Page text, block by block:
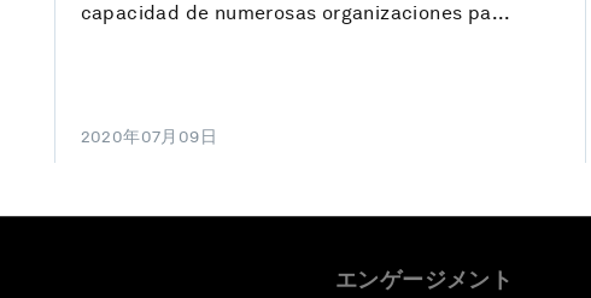
capacidad de numerosas organizaciones pa...
2020年07月09日
エンゲージメント